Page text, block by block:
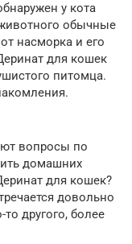
у кота
обычные
насморка и его
для кошек
питомца.
вопросы по
домашних
для кошек?
довольно
другого, более